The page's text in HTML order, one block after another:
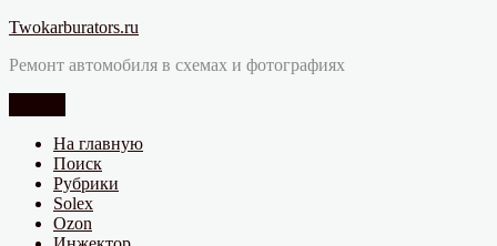
Перейти
содержимому
Twokarburators.ru
Ремонт автомобиля в схемах и фотографиях
На главную
Поиск
Рубрики
Solex
Ozon